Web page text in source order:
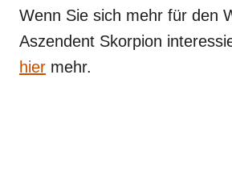
Wenn Sie sich mehr für den
Aszendent Skorpion
hier mehr.